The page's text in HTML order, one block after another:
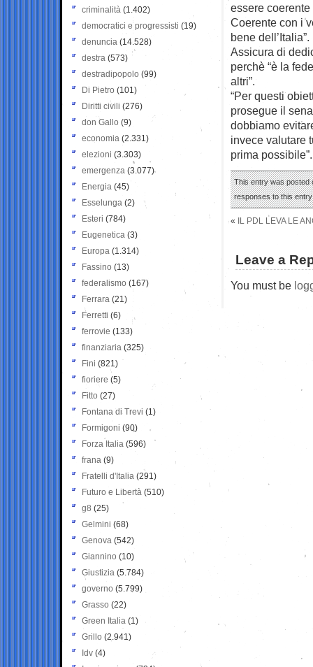
essere
Coerente con i
bene dell’Italia”.
Assicura di
perchè “è la
altri”.
“Per questi
prosegue il
dobbiamo
invece valutare
prima possibile”.
This entry was posted
responses to this
« IL PDL LEVA LE
Leave a
You must be
criminalità (1.402)
democratici e progressisti (19)
denuncia (14.528)
destra (573)
destradipopolo (99)
Di Pietro (101)
Diritti civili (276)
don Gallo (9)
economia (2.331)
elezioni (3.303)
emergenza (3.077)
Energia (45)
Esselunga (2)
Esteri (784)
Eugenetica (3)
Europa (1.314)
Fassino (13)
federalismo (167)
Ferrara (21)
Ferretti (6)
ferrovie (133)
finanziaria (325)
Fini (821)
fioriere (5)
Fitto (27)
Fontana di Trevi (1)
Formigoni (90)
Forza Italia (596)
frana (9)
Fratelli d'Italia (291)
Futuro e Libertà (510)
g8 (25)
Gelmini (68)
Genova (542)
Giannino (10)
Giustizia (5.784)
governo (5.799)
Grasso (22)
Green Italia (1)
Grillo (2.941)
Idv (4)